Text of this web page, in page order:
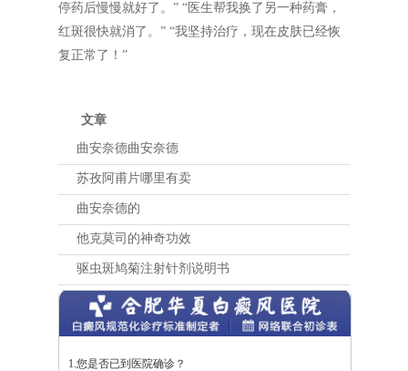
停药后慢慢就好了。” “医生帮我换了另一种药膏，
红斑很快就消了。” “我坚持治疗，现在皮肤已经恢
复正常了！”
文章
曲安奈德曲安奈德
苏孜阿甫片哪里有卖
曲安奈德的
他克莫司的神奇功效
驱虫斑鸠菊注射针剂说明书
1.您是否已到医院确诊？